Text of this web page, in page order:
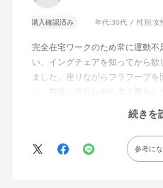
購入確認済み 年代:30代 性別:女
完全在宅ワークのため常に運動
い、イングチェアを知ってから
ました。座りながらフラフープ
し、前後に揺れながら考え事を
す。カチャカチャ音が鳴るわけ
れてばっかだと怒られそうです
特に前後に揺らす時にヘッドレ
えます。揺れを止める機能もちゃ
続きを
参考に